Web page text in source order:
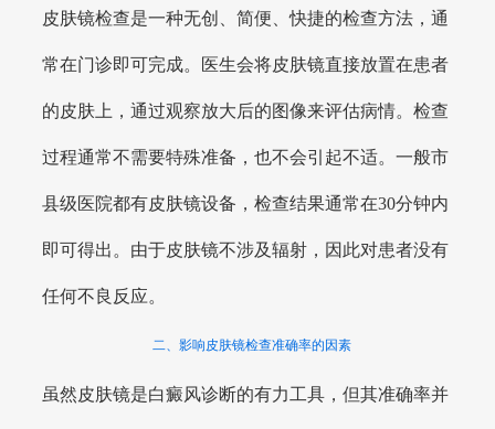
皮肤镜检查是一种无创、简便、快捷的检查方法，通
常在门诊即可完成。医生会将皮肤镜直接放置在患者
的皮肤上，通过观察放大后的图像来评估病情。检查
过程通常不需要特殊准备，也不会引起不适。一般市
县级医院都有皮肤镜设备，检查结果通常在30分钟内
即可得出。由于皮肤镜不涉及辐射，因此对患者没有
任何不良反应。
二、影响皮肤镜检查准确率的因素
虽然皮肤镜是白癜风诊断的有力工具，但其准确率并